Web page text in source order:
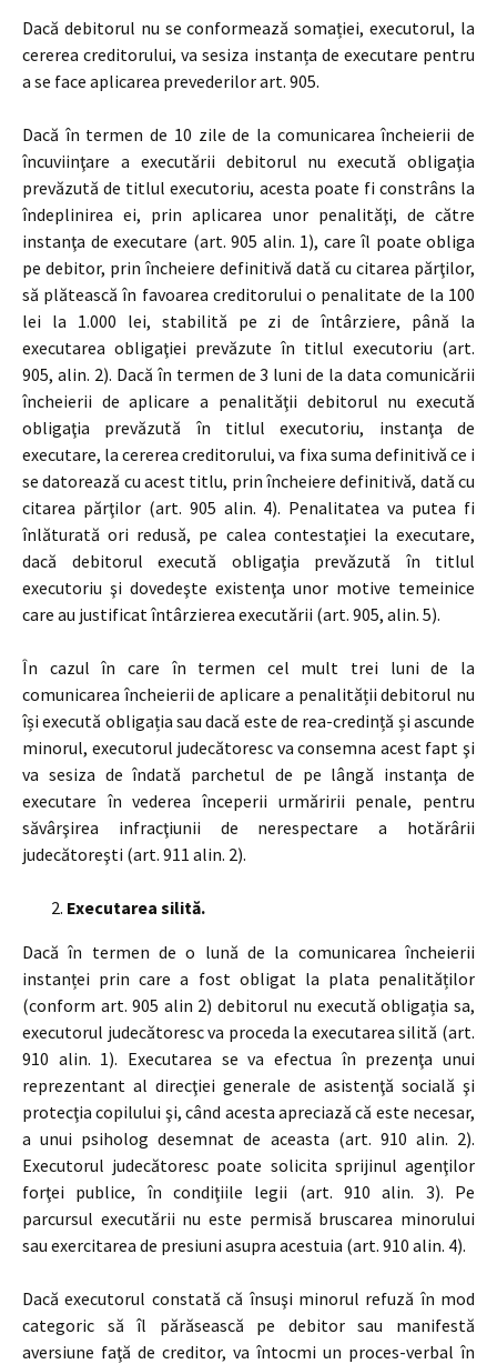
Dacă debitorul nu se conformează somației, executorul, la
cererea creditorului, va sesiza instanța de executare pentru
a se face aplicarea prevederilor art. 905.
Dacă în termen de 10 zile de la comunicarea încheierii de
încuviinţare a executării debitorul nu execută obligaţia
prevăzută de titlul executoriu, acesta poate fi constrâns la
îndeplinirea ei, prin aplicarea unor penalităţi, de către
instanţa de executare (art. 905 alin. 1), care îl poate obliga
pe debitor, prin încheiere definitivă dată cu citarea părţilor,
să plătească în favoarea creditorului o penalitate de la 100
lei la 1.000 lei, stabilită pe zi de întârziere, până la
executarea obligaţiei prevăzute în titlul executoriu (art.
905, alin. 2). Dacă în termen de 3 luni de la data comunicării
încheierii de aplicare a penalităţii debitorul nu execută
obligaţia prevăzută în titlul executoriu, instanţa de
executare, la cererea creditorului, va fixa suma definitivă ce i
se datorează cu acest titlu, prin încheiere definitivă, dată cu
citarea părţilor (art. 905 alin. 4). Penalitatea va putea fi
înlăturată ori redusă, pe calea contestaţiei la executare,
dacă debitorul execută obligaţia prevăzută în titlul
executoriu şi dovedeşte existenţa unor motive temeinice
care au justificat întârzierea executării (art. 905, alin. 5).
În cazul în care în termen cel mult trei luni de la
comunicarea încheierii de aplicare a penalității debitorul nu
își execută obligația sau dacă este de rea-credință și ascunde
minorul, executorul judecătoresc va consemna acest fapt şi
va sesiza de îndată parchetul de pe lângă instanţa de
executare în vederea începerii urmăririi penale, pentru
săvârşirea infracţiunii de nerespectare a hotărârii
judecătoreşti (art. 911 alin. 2).
Executarea silită.
Dacă în termen de o lună de la comunicarea încheierii
instanței prin care a fost obligat la plata penalităților
(conform art. 905 alin 2) debitorul nu execută obligația sa,
executorul judecătoresc va proceda la executarea silită (art.
910 alin. 1). Executarea se va efectua în prezenţa unui
reprezentant al direcţiei generale de asistenţă socială şi
protecţia copilului şi, când acesta apreciază că este necesar,
a unui psiholog desemnat de aceasta (art. 910 alin. 2).
Executorul judecătoresc poate solicita sprijinul agenţilor
forţei publice, în condiţiile legii (art. 910 alin. 3). Pe
parcursul executării nu este permisă bruscarea minorului
sau exercitarea de presiuni asupra acestuia (art. 910 alin. 4).
Dacă executorul constată că însuşi minorul refuză în mod
categoric să îl părăsească pe debitor sau manifestă
aversiune faţă de creditor, va întocmi un proces-verbal în